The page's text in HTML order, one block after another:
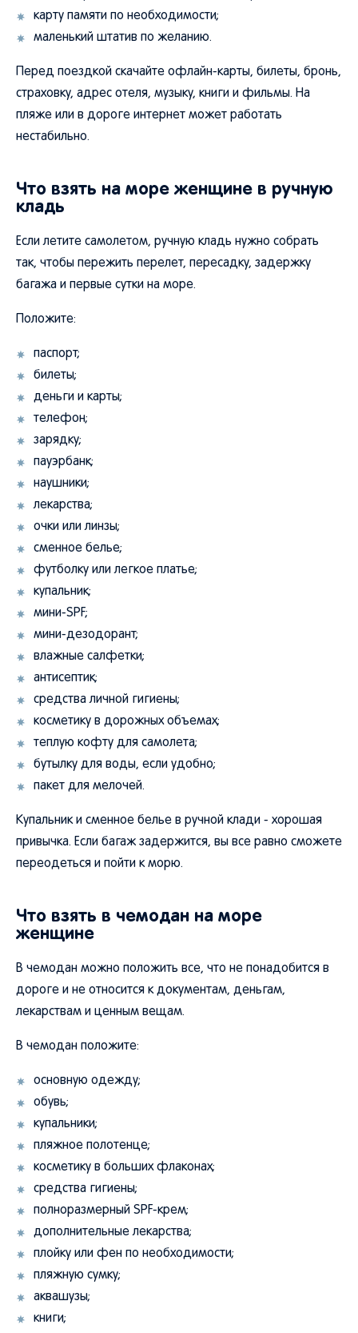
карту памяти по необходимости;
маленький штатив по желанию.
Перед поездкой скачайте офлайн-карты, билеты, бронь,
страховку, адрес отеля, музыку, книги и фильмы. На
пляже или в дороге интернет может работать
нестабильно.
Что взять на море женщине в ручную
кладь
Если летите самолетом, ручную кладь нужно собрать
так, чтобы пережить перелет, пересадку, задержку
багажа и первые сутки на море.
Положите:
паспорт;
билеты;
деньги и карты;
телефон;
зарядку;
пауэрбанк;
наушники;
лекарства;
очки или линзы;
сменное белье;
футболку или легкое платье;
купальник;
мини-SPF;
мини-дезодорант;
влажные салфетки;
антисептик;
средства личной гигиены;
косметику в дорожных объемах;
теплую кофту для самолета;
бутылку для воды, если удобно;
пакет для мелочей.
Купальник и сменное белье в ручной клади - хорошая
привычка. Если багаж задержится, вы все равно сможете
переодеться и пойти к морю.
Что взять в чемодан на море
женщине
В чемодан можно положить все, что не понадобится в
дороге и не относится к документам, деньгам,
лекарствам и ценным вещам.
В чемодан положите:
основную одежду;
обувь;
купальники;
пляжное полотенце;
косметику в больших флаконах;
средства гигиены;
полноразмерный SPF-крем;
дополнительные лекарства;
плойку или фен по необходимости;
пляжную сумку;
аквашузы;
книги;